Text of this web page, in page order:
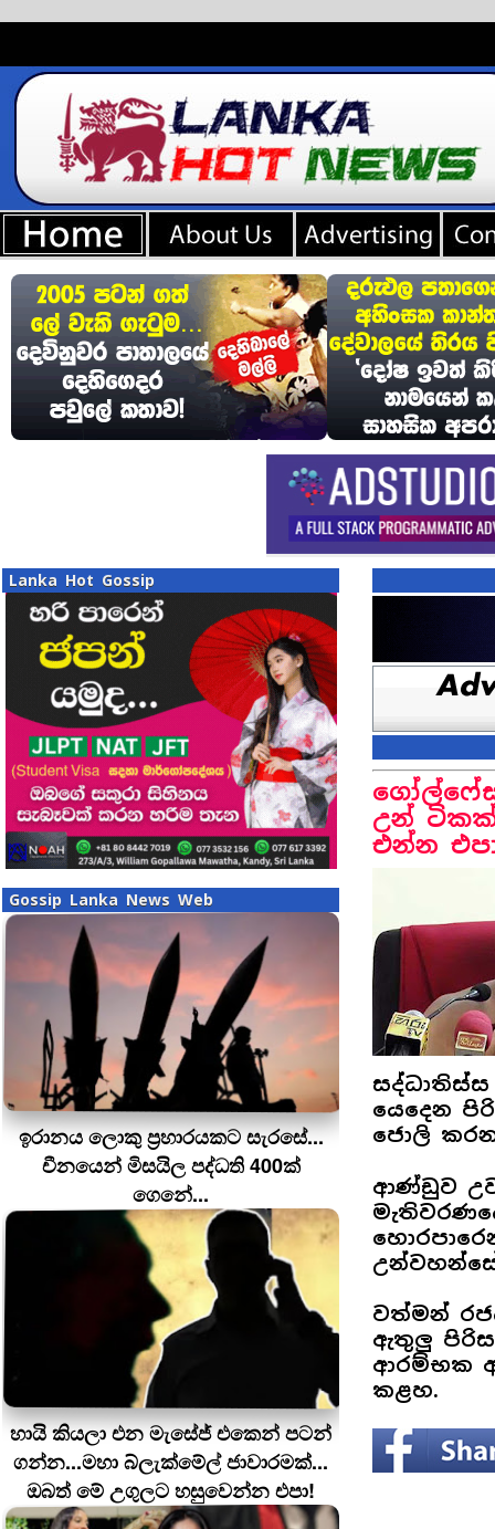
Lanka Hot Gossip
Gossip Lanka News Web
ඉරානය ලොකු ප‍්‍රහාරයකට සැරසේ...
චීනයෙන් මිසයිල පද්ධති 400ක්
ගෙනේ...
හායි කියලා එන මැසේජ් එකෙන් පටන්
ගන්න...මහා බ්ලැක්මේල් ජාවාරමක්...
ඔබත් මේ උගුලට හසුවෙන්න එපා!
උන්
එන්න
යෙදෙන
ජොලි
ආණ්ඩුව
වත්මන්
ඇතුලු
ආරම්භක
කළහ.